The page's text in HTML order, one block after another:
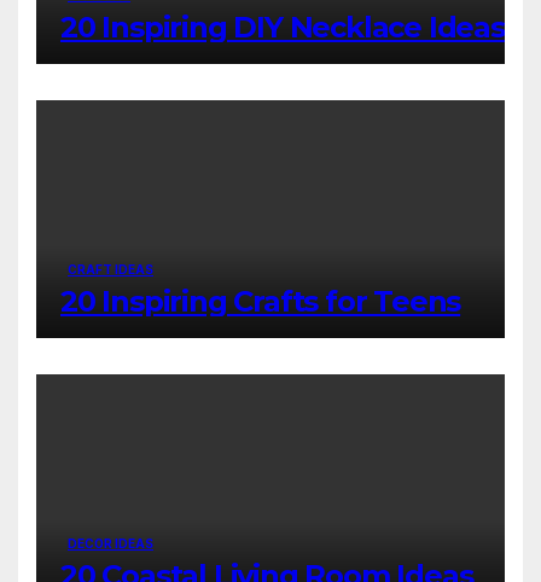
20 Inspiring DIY Necklace Ideas
CRAFT IDEAS
20 Inspiring Crafts for Teens
DECOR IDEAS